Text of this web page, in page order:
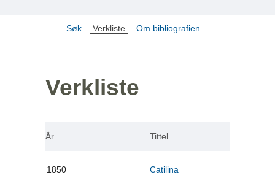
Søk Verkliste Om bibliografien
Verkliste
År Tittel
1850 Catilina